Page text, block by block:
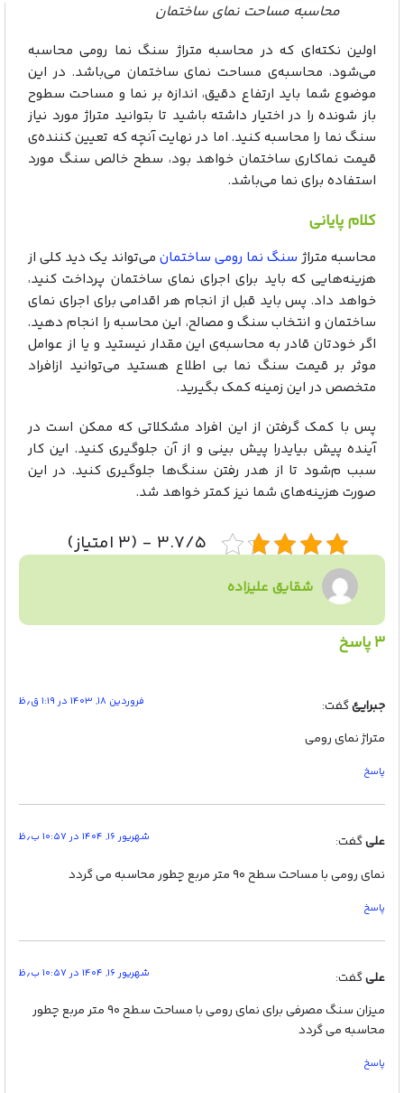
محاسبه مساحت نمای ساختمان
اولین نکته‌ای که در محاسبه متراژ سنگ نما رومی محاسبه
می‌شود، محاسبه‌ی مساحت نمای ساختمان می‌باشد. در این
موضوع شما باید ارتفاع دقیق، اندازه بر نما و مساحت سطوح
باز شونده را در اختیار داشته باشید تا بتوانید متراژ مورد نیاز
سنگ نما را محاسبه کنید. اما در نهایت آنچه که تعیین کننده‌ی
قیمت نماکاری ساختمان خواهد بود، سطح خالص سنگ مورد
استفاده برای نما می‌باشد.
کلام پایانی
محاسبه متراژسنگ نما رومی ساختمانمی‌تواند یک دید کلی از
هزینه‌هایی که باید برای اجرای نمای ساختمان پرداخت کنید،
خواهد داد. پس باید قبل از انجام هر اقدامی برای اجرای نمای
ساختمان و انتخاب سنگ و مصالح، این محاسبه را انجام دهید.
اگر خودتان قادر به محاسبه‌ی این مقدار نیستید و یا از عوامل
موثر بر قیمت سنگ نما بی اطلاع هستید می‌توانید ازافراد
متخصص در این زمینه کمک بگیرید.
پس با کمک گرفتن از این افراد مشکلاتی که ممکن است در
آینده پیش بیایدرا پیش بینی و از آن جلوگیری کنید. این کار
سبب م‌شود تا از هدر رفتن سنگ‌ها جلوگیری کنید. در این
صورت هزینه‌های شما نیز کمتر خواهد شد.
۳.۷/۵ - (۳ امتیاز)
شقایق علیزاده
۳ پاسخ
جبرایئگفت: فروردین ۱۸, ۱۴۰۳ در ۱:۱۹ ق٫ظ
متراژ نمای رومی
پاسخ
علیگفت: شهریور ۱۶, ۱۴۰۴ در ۱۰:۵۷ ب٫ظ
نمای رومی با مساحت سطح ۹۰ متر مربع چطور محاسبه می گردد
پاسخ
علیگفت: شهریور ۱۶, ۱۴۰۴ در ۱۰:۵۷ ب٫ظ
میزان سنگ مصرفی برای نمای رومی با مساحت سطح ۹۰ متر مربع چطور
محاسبه می گردد
پاسخ